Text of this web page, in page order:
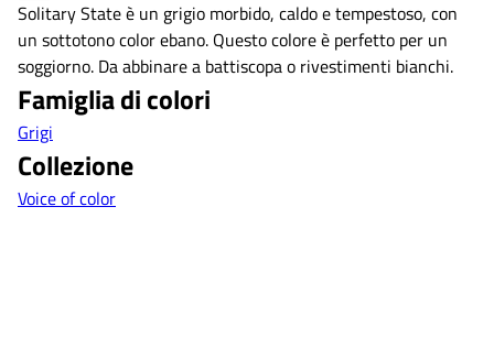
Solitary State è un grigio morbido, caldo e tempestoso, con
un sottotono color ebano. Questo colore è perfetto per un
soggiorno. Da abbinare a battiscopa o rivestimenti bianchi.
Famiglia di colori
Grigi
Collezione
Voice of color